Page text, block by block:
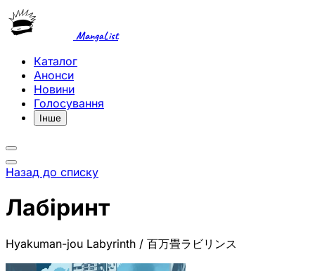
MangaList
Каталог
Анонси
Новини
Голосування
Інше
Назад до списку
Лабіринт
Hyakuman-jou Labyrinth / 百万畳ラビリンス